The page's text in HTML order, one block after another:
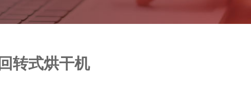
回转式烘干机